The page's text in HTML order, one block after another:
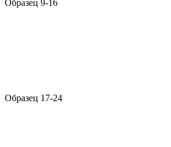
Образец 9-16
Образец 17-24